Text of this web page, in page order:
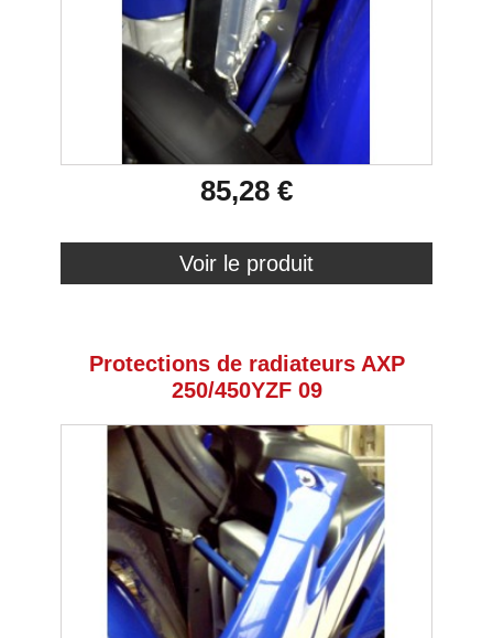
85,28 €
Voir le produit
Protections de radiateurs AXP
250/450YZF 09